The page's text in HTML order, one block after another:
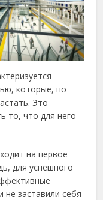
которые, по
Это
то, что для него
на первое
для успешного
не заставили себя